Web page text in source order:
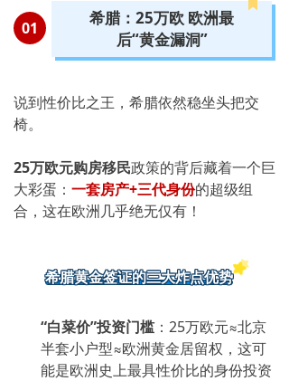
01
希腊：25万欧 欧洲最
后“黄金漏洞”
说到性价比之王，希腊依然稳坐头把交
椅。
25万欧元购房移民政策的背后藏着一个巨
大彩蛋 ： 一套房产+三代身份的超级组
合，这在欧洲几乎绝无仅有！
希腊黄金签证的三大炸点优势
“白菜价”投资门槛：25万欧元≈北京
半套小户型≈欧洲黄金居留权，这可
能是欧洲史上最具性价比的身份投资